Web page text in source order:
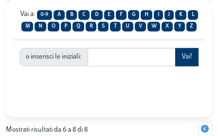
Vai a: 0-9 A B C D E F G H J K L
M N O P Q R S U V W X Y Z
o inserisci le iniziali:
Mostrati risultati da 6 a 8 di 8